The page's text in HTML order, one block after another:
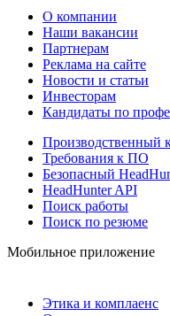
О компании
Наши вакансии
Партнерам
Реклама на сайте
Новости и статьи
Инвесторам
Кандидаты по
Производственный
Требования к ПО
Безопасный
HeadHunter API
Поиск работы
Поиск по резюме
Мобильное приложение
Этика и комплаенс